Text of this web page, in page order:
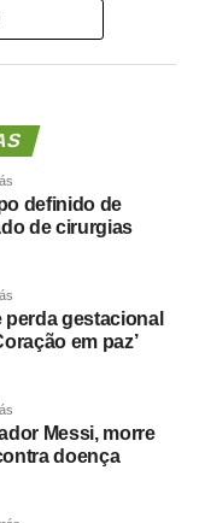
o
brasileiro”,
de
para cargos de
funções como
interno
agradeceu a
e destacou a
definido de
de cirurgias
perda gestacional
em paz’
Messi, morre
doença